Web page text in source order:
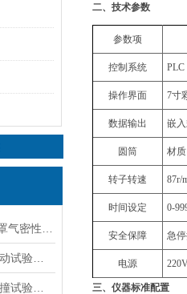
二、技术参数
参数项
控制系统 PLC
操作界面 7寸
数据输出 嵌
圆筒 材质
转子转速 87r/
时间设定 0-
安全保障 急
‌电源
三、 仪器标准配置